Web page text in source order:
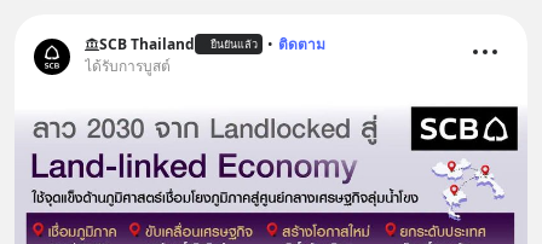
SCB Thailand ยืนยันแล้ว • ติดตาม
ได้รับการบูสต์